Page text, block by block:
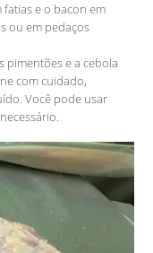
e o bacon em
ou em pedaços
pimentões e a cebola
com cuidado,
Você pode usar